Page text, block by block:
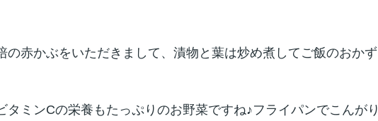
の赤かぶをいただきまして、漬物と葉は炒め煮してご飯のおかず
タミンCの栄養もたっぷりのお野菜ですね♪フライパンでこんがり